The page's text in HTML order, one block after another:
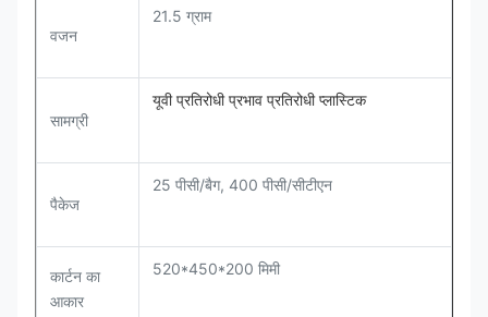
वजन
21.5 ग्राम
सामग्री
यूवी प्रतिरोधी प्रभाव प्रतिरोधी प्लास्टिक
पैकेज
25 पीसी/बैग, 400 पीसी/सीटीएन
कार्टन का
आकार
520*450*200 मिमी